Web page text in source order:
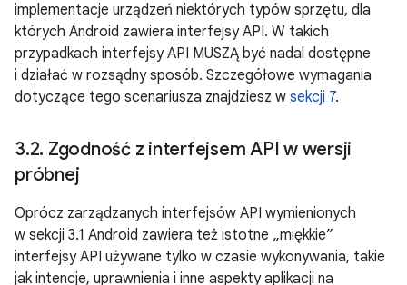
implementacje urządzeń niektórych typów sprzętu, dla
których Android zawiera interfejsy API. W takich
przypadkach interfejsy API MUSZĄ być nadal dostępne
i działać w rozsądny sposób. Szczegółowe wymagania
dotyczące tego scenariusza znajdziesz w sekcji 7.
3.2. Zgodność z interfejsem API w wersji
próbnej
Oprócz zarządzanych interfejsów API wymienionych
w sekcji 3.1 Android zawiera też istotne „miękkie”
interfejsy API używane tylko w czasie wykonywania, takie
jak intencje, uprawnienia i inne aspekty aplikacji na